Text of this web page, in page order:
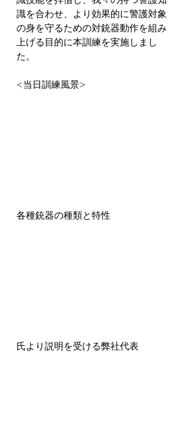
識を合わせ、より効果的に警護対象
の身を守るための対銃器動作を組み
上げる目的に本訓練を実施しまし
た。
<当日訓練風景>
各種銃器の種類と特性
氏より説明を受ける弊社代表